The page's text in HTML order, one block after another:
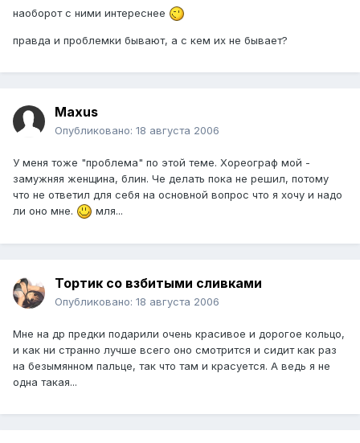
наоборот с ними интереснее
правда и проблемки бывают, а с кем их не бывает?
Maxus
Опубликовано: 18 августа 2006
У меня тоже "проблема" по этой теме. Хореограф мой -
замужняя женщина, блин. Че делать пока не решил, потому
что не ответил для себя на основной вопрос что я хочу и надо
ли оно мне.
мля...
Тортик со взбитыми сливками
Опубликовано: 18 августа 2006
Мне на др предки подарили очень красивое и дорогое кольцо,
и как ни странно лучше всего оно смотрится и сидит как раз
на безымянном пальце, так что там и красуется. А ведь я не
одна такая...